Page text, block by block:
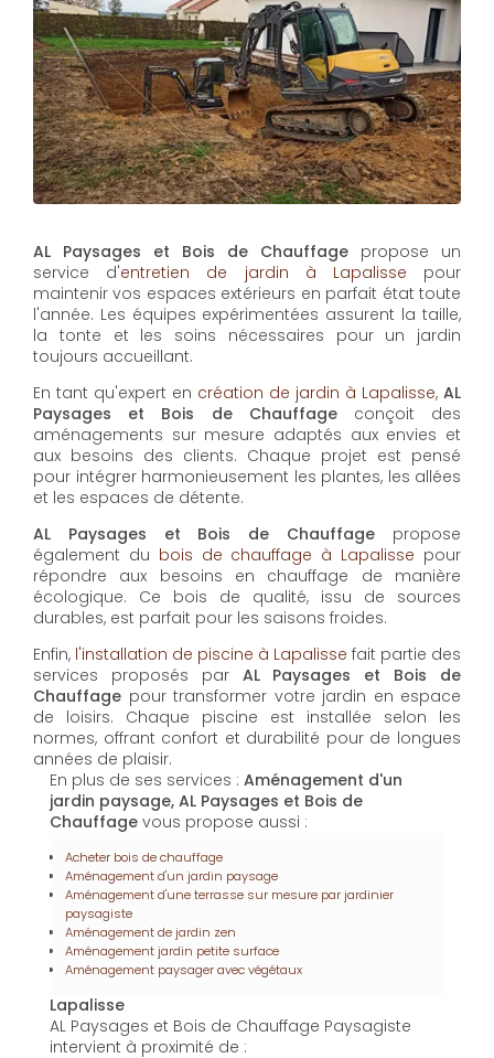
AL Paysages et Bois de Chauffage propose un
service d'entretien de jardin à Lapalisse pour
maintenir vos espaces extérieurs en parfait état toute
l'année. Les équipes expérimentées assurent la taille,
la tonte et les soins nécessaires pour un jardin
toujours accueillant.
En tant qu'expert en création de jardin à Lapalisse, AL
Paysages et Bois de Chauffageconçoit des
aménagements sur mesure adaptés aux envies et
aux besoins des clients. Chaque projet est pensé
pour intégrer harmonieusement les plantes, les allées
et les espaces de détente.
AL Paysages et Bois de Chauffage propose
également du bois de chauffage à Lapalisse pour
répondre aux besoins en chauffage de manière
écologique. Ce bois de qualité, issu de sources
durables, est parfait pour les saisons froides.
Enfin, l'installation de piscine à Lapalisse fait partie des
services proposés par AL Paysages et Bois de
Chauffage pour transformer votre jardin en espace
de loisirs. Chaque piscine est installée selon les
normes, offrant confort et durabilité pour de longues
années de plaisir.
En plus de ses services : Aménagement d'un
jardin paysage, AL Paysages et Bois de
Chauffage vous propose aussi :
Acheter bois de chauffage
Aménagement d'un jardin paysage
Aménagement d'une terrasse sur mesure par jardinier
paysagiste
Aménagement de jardin zen
Aménagement jardin petite surface
Aménagement paysager avec végétaux
Lapalisse
AL Paysages et Bois de Chauffage Paysagiste
intervient à proximité de :